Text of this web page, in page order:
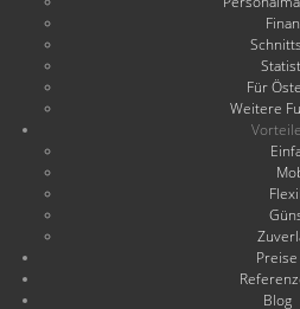
Für
Weitere
Vorteile
Preise
Blog